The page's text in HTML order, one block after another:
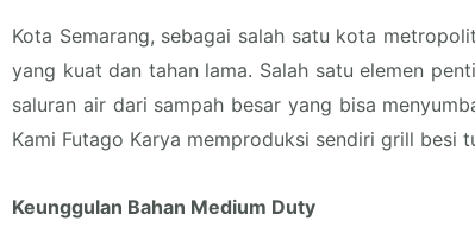
Kota Semarang, sebagai salah satu kota
yang kuat dan tahan lama. Salah satu elemen
saluran air dari sampah besar yang bisa
Kami Futago Karya memproduksi sendiri grill besi
Keunggulan Bahan Medium Duty